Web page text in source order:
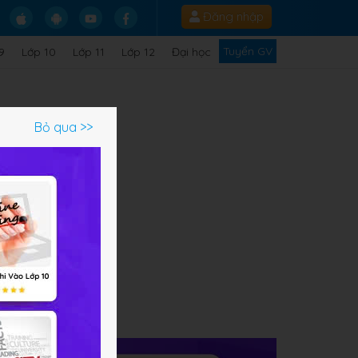
Đăng nhập
Lớp 10 Lớp 11 Lớp 12 Đại học Tuyển GV
Bỏ qua >>